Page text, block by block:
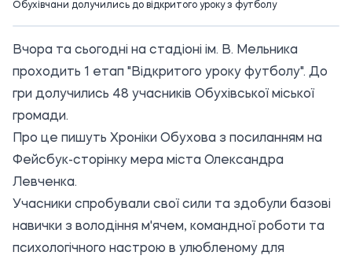
Обухівчани долучились до відкритого уроку з футболу
Вчора та сьогодні на стадіоні ім. В. Мельника
проходить 1 етап "Відкритого уроку футболу". До
гри долучились 48 учасників Обухівської міської
громади.
Про це пишуть Хроніки Обухова з посиланням на
Фейсбук-сторінку мера міста Олександра
Левченка.
Учасники спробували свої сили та здобули базові
навички з володіння м'ячем, командної роботи та
психологічного настрою в улюбленому для